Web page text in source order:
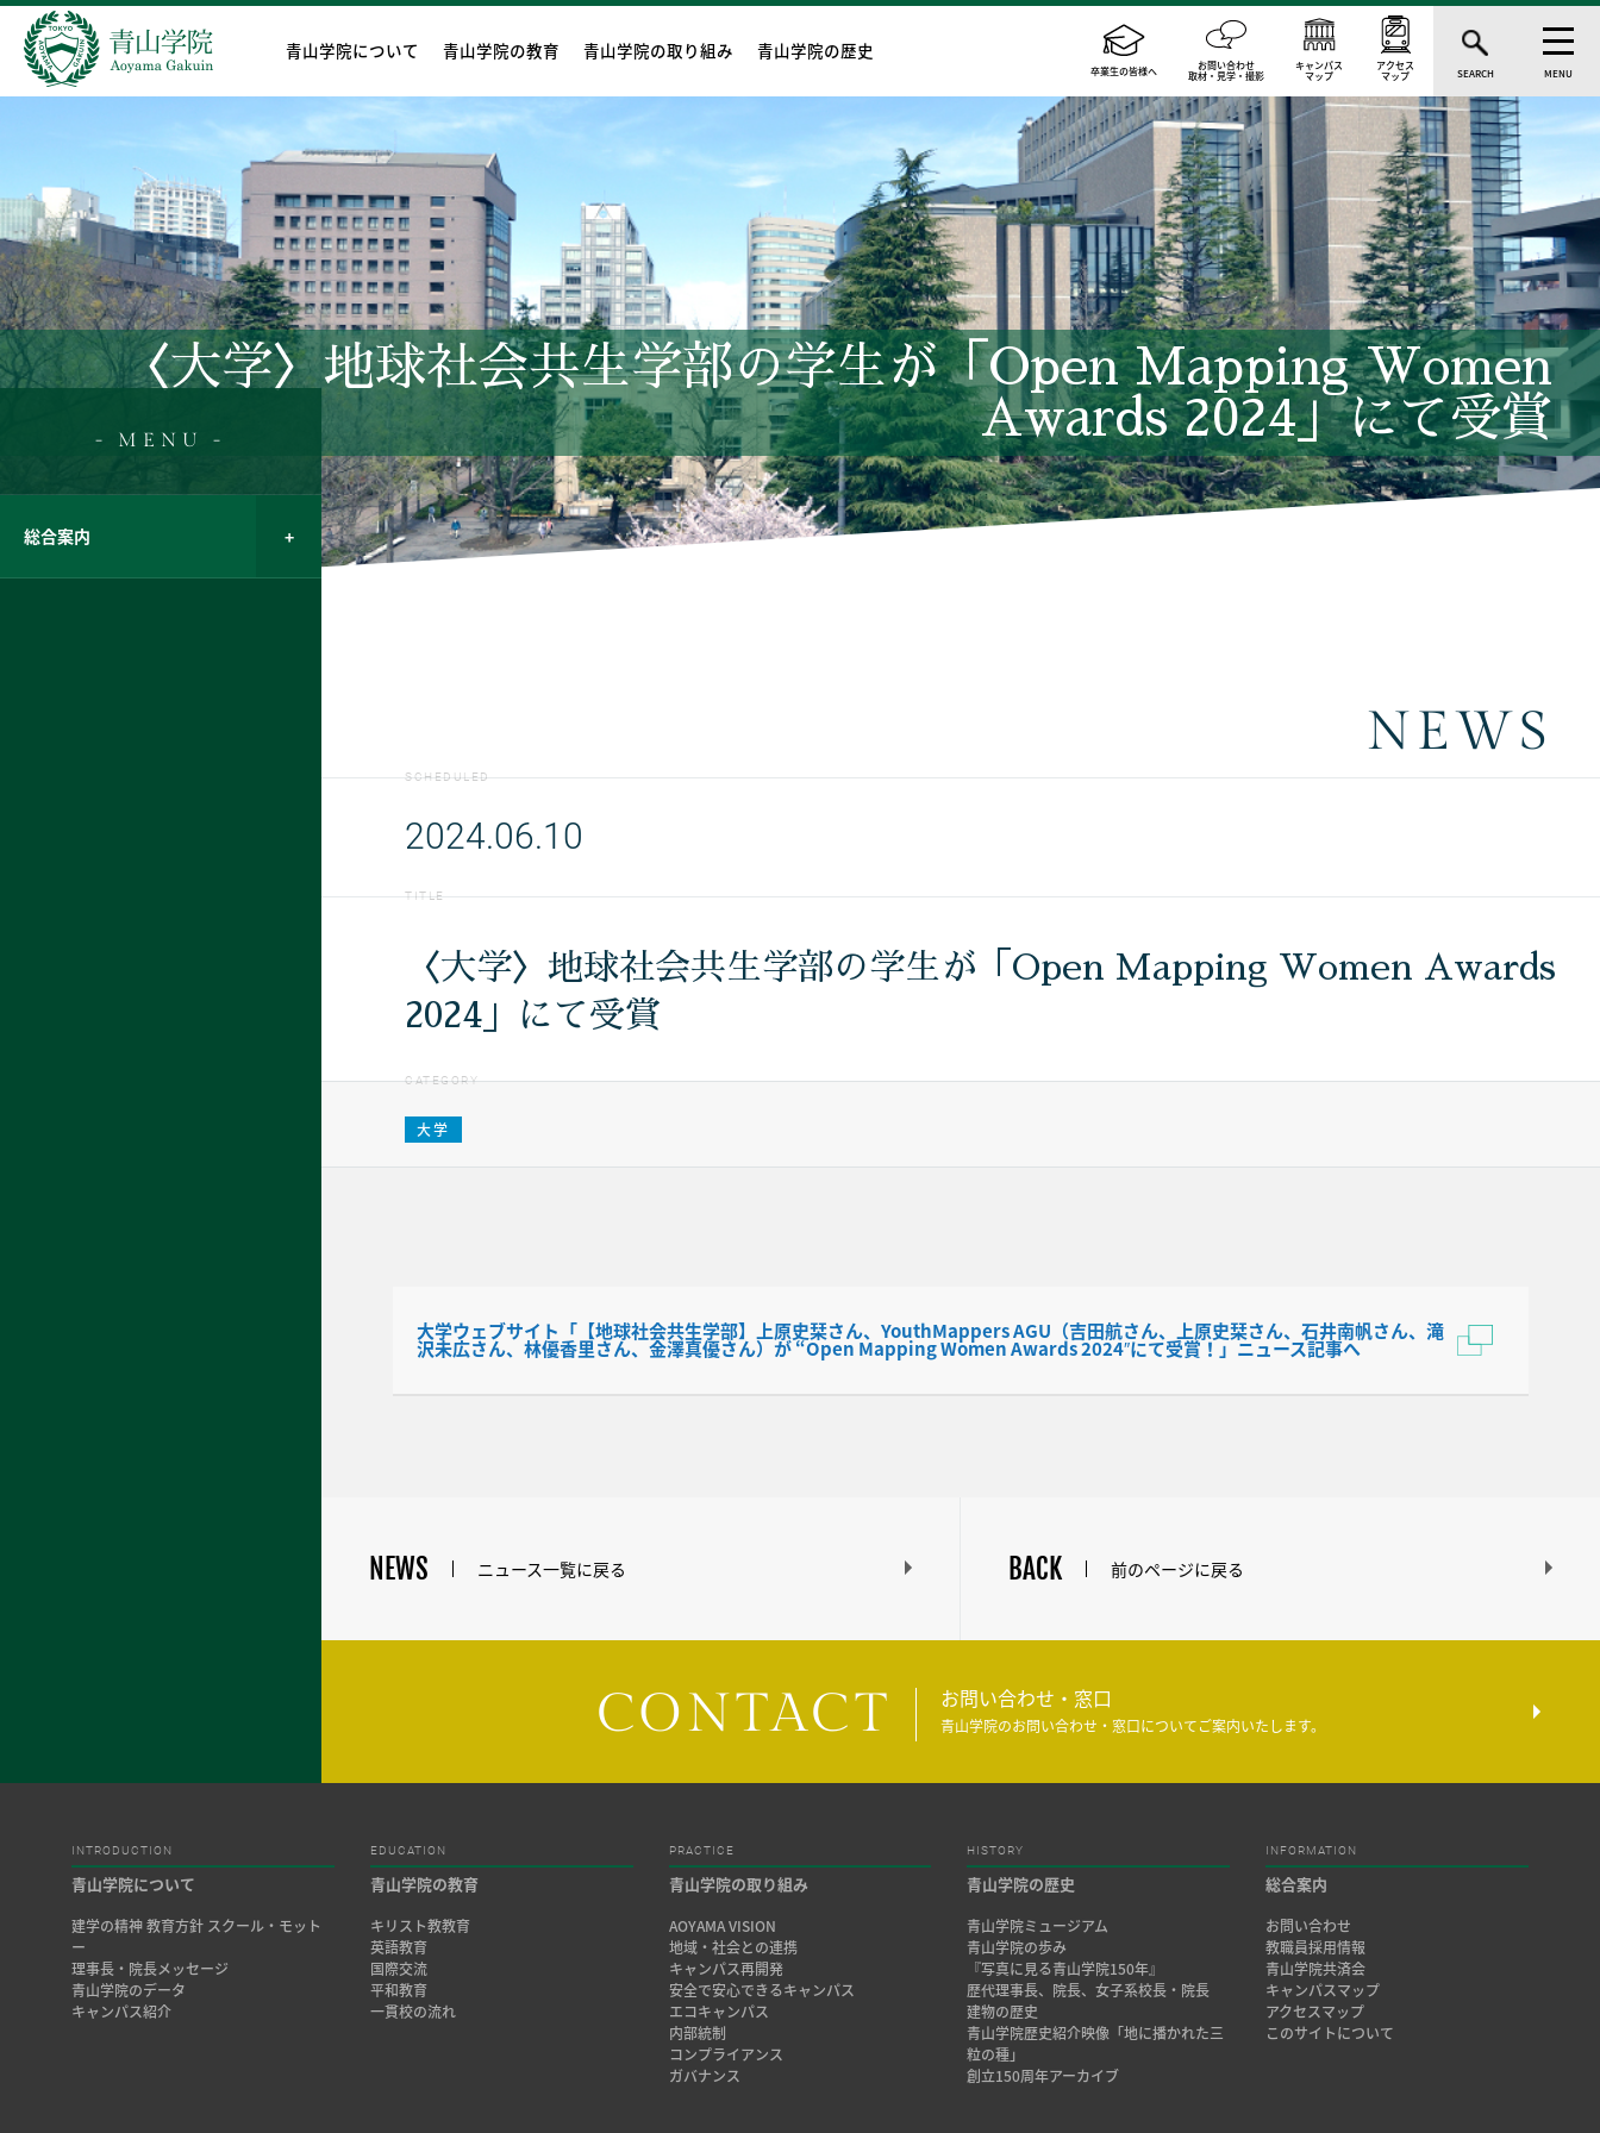
青山学院について 青山学院の教育 青山学院の取り組み 青山学院の歴史
卒業生の皆様へ お問い合わせ
取材・見学・撮影
キャンパス
マップ
アクセス
マップ SEARCH MENU
〈大学〉地球社会共生学部の学生が「Open Mapping Women
Awards 2024」にて受賞
- MENU -
総合案内
NEWS
SCHEDULED
2024.06.10
TITLE
〈大学〉地球社会共生学部の学生が「Open Mapping Women Awards
2024」にて受賞
CATEGORY
大学
大学ウェブサイト「【地球社会共生学部】上原史栞さん、YouthMappers AGU（吉田航さん、上原史栞さん、石井南帆さん、滝
沢未広さん、林優香里さん、金澤真優さん）が “Open Mapping Women Awards 2024″にて受賞！」ニュース記事へ
NEWS ニュース一覧に戻る BACK 前のページに戻る
CONTACT お問い合わせ・窓口
青山学院のお問い合わせ・窓口についてご案内いたします。
INTRODUCTION
青山学院について
建学の精神 教育方針 スクール・モット
ー
理事長・院長メッセージ
青山学院のデータ
キャンパス紹介
EDUCATION
青山学院の教育
キリスト教教育
英語教育
国際交流
平和教育
一貫校の流れ
PRACTICE
青山学院の取り組み
AOYAMA VISION
地域・社会との連携
キャンパス再開発
安全で安心できるキャンパス
エコキャンパス
内部統制
コンプライアンス
ガバナンス
HISTORY
青山学院の歴史
青山学院ミュージアム
青山学院の歩み
『写真に見る青山学院150年』
歴代理事長、院長、女子系校長・院長
建物の歴史
青山学院歴史紹介映像「地に播かれた三
粒の種」
創立150周年アーカイブ
INFORMATION
総合案内
お問い合わせ
教職員採用情報
青山学院共済会
キャンパスマップ
アクセスマップ
このサイトについて